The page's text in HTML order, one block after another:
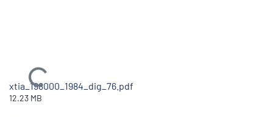
Ladataan...
xtia_198000_1984_dig_76.pdf
12.23 MB